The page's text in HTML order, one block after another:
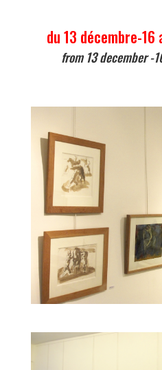
du 13 décembre-
from 13 december -